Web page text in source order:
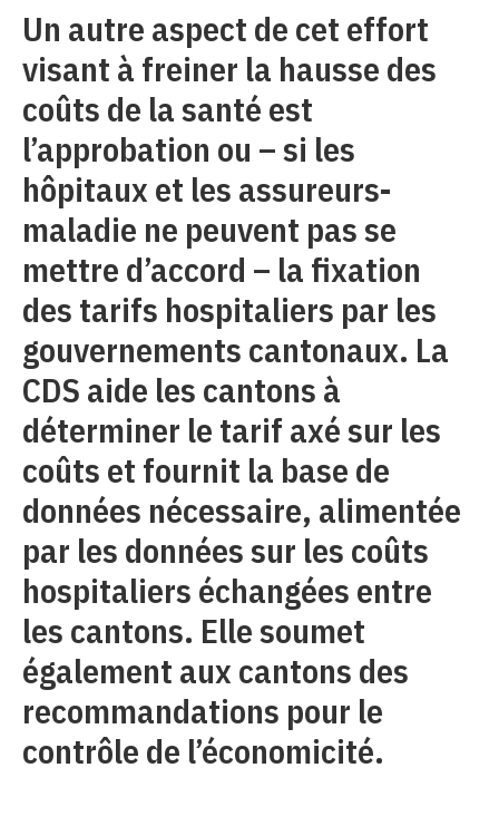
Un autre aspect de cet effort
visant à freiner la hausse des
coûts de la santé est
l’approbation ou – si les
hôpitaux et les assureurs-
maladie ne peuvent pas se
mettre d’accord – la fixation
des tarifs hospitaliers par les
gouvernements cantonaux. La
CDS aide les cantons à
déterminer le tarif axé sur les
coûts et fournit la base de
données nécessaire, alimentée
par les données sur les coûts
hospitaliers échangées entre
les cantons. Elle soumet
également aux cantons des
recommandations pour le
contrôle de l’économicité.